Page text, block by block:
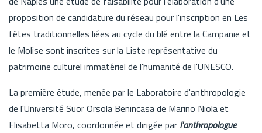
proposition de candidature du réseau pour l'inscription en Les
fêtes traditionnelles liées au cycle du blé entre la Campanie et
le Molise sont inscrites sur la Liste représentative du
patrimoine culturel immatériel de l'humanité de l'UNESCO.
La première étude, menée par le Laboratoire d'anthropologie
de l'Université Suor Orsola Benincasa de Marino Niola et
Elisabetta Moro, coordonnée et dirigée par l'anthropologue